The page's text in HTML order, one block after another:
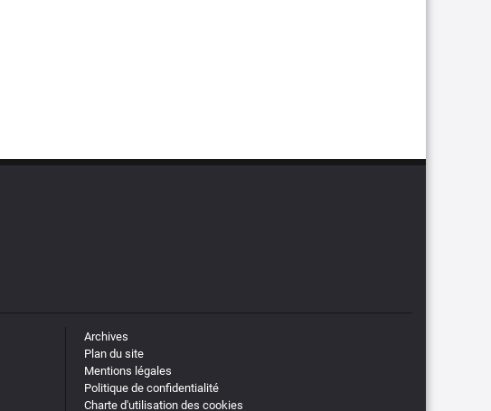
Archives
Plan du site
Mentions légales
Politique de confidentialité
Charte d'utilisation des cookies